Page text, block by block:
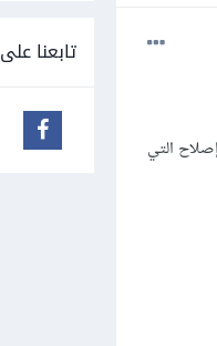
التي
تابعنا على